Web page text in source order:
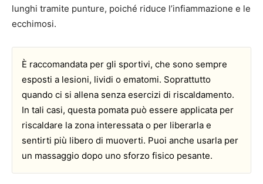
lunghi tramite punture, poiché riduce l’infiammazione e le
ecchimosi.
È raccomandata per gli sportivi, che sono sempre
esposti a lesioni, lividi o ematomi. Soprattutto
quando ci si allena senza esercizi di riscaldamento.
In tali casi, questa pomata può essere applicata per
riscaldare la zona interessata o per liberarla e
sentirti più libero di muoverti. Puoi anche usarla per
un massaggio dopo uno sforzo fisico pesante.